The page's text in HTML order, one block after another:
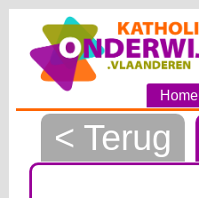
Home
< Terug